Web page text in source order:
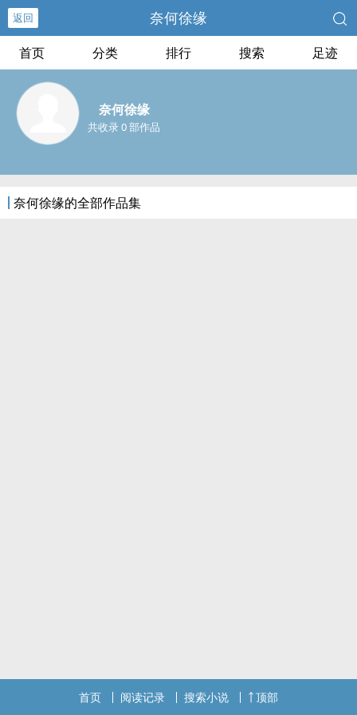
返回 奈何徐缘
首页 分类 排行 搜索 足迹
奈何徐缘
共收录 0 部作品
奈何徐缘的全部作品集
首页 阅读记录 搜索小说 顶部